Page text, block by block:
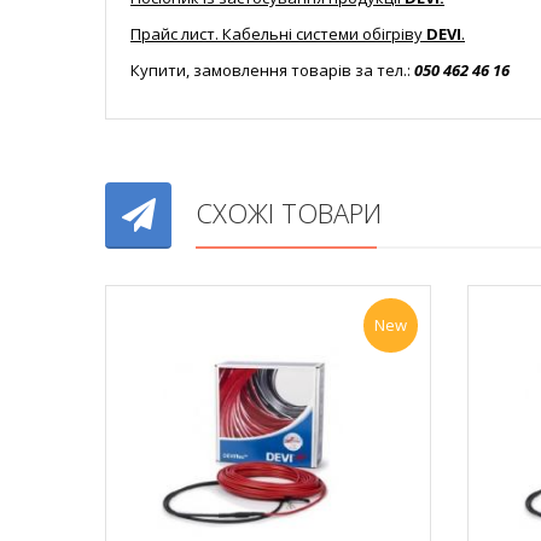
Прайс лист. Кабельні системи обігріву DEVI.
Купити, замовлення товарів за тел.: 050 462 46 16
СХОЖІ ТОВАРИ
New